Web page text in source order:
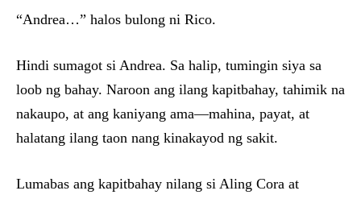
“Andrea…” halos bulong ni Rico.
Hindi sumagot si Andrea. Sa halip, tumingin siya sa
loob ng bahay. Naroon ang ilang kapitbahay, tahimik na
nakaupo, at ang kaniyang ama—mahina, payat, at
halatang ilang taon nang kinakayod ng sakit.
Lumabas ang kapitbahay nilang si Aling Cora at